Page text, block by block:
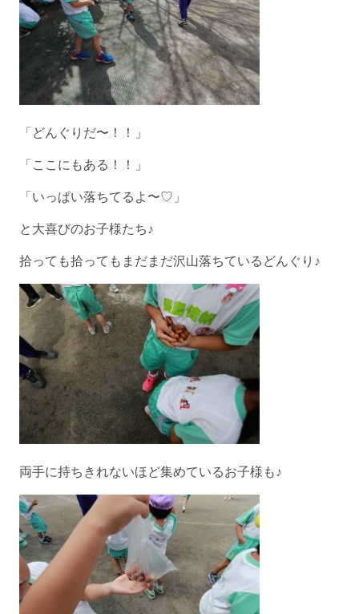
「どんぐりだ〜！！」
「ここにもある！！」
「いっぱい落ちてるよ〜♡」
と大喜びのお子様たち♪
拾っても拾ってもまだまだ沢山落ちているどんぐり♪
両手に持ちきれないほど集めているお子様も♪